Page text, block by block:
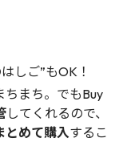
しご”もOK！
ちまち。でもBuy
してくれるので、
とめて購入するこ